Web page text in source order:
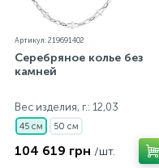
Артикул: 219691402
Серебряное колье без
камней
Вес изделия, г.: 12,03
45 см 50 см
104 619 грн /шт.